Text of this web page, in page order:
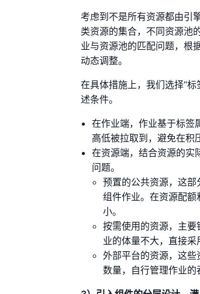
考虑到不是所有资源都由引
类资源的集合，不同资源池
业与资源池的匹配问题，根
动态调整。
在具体措施上，我们选择“
述条件。
在作业端，作业基于标签
高低被拉取到，避免在积
在资源端，结合资源的实
问题。
预置的公共资源，这
组件作业。在资源配
小。
按需使用的资源，主
业的体量不大，直接采
外部平台的资源，这
数量，自行管理作业的